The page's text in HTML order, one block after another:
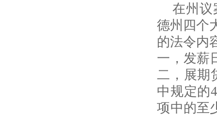
在州议
德州四个
的法令内
一，发薪
二，展期
中规定的4
项中的至